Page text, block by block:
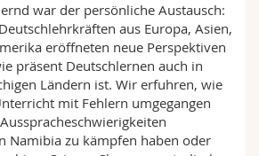
war der persönliche Austausch:
aus Europa, Asien,
eröffneten neue Perspektiven
präsent Deutschlernen auch in
Ländern ist. Wir erfuhren, wie
mit Fehlern umgegangen
Namibia zu kämpfen haben oder